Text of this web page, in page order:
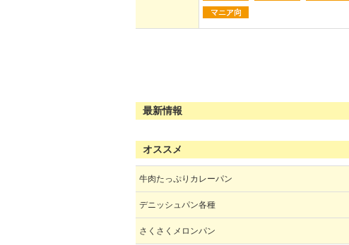
最新情報
オススメ
牛肉たっぷりカレーパン
デニッシュパン各種
さくさくメロンパン